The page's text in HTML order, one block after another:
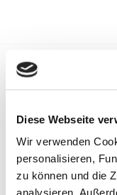
Diese Webseite
Wir verwenden
personalisieren,
zu können und die
The
Central
system-supported
loaded.
– Identification of
digit number,